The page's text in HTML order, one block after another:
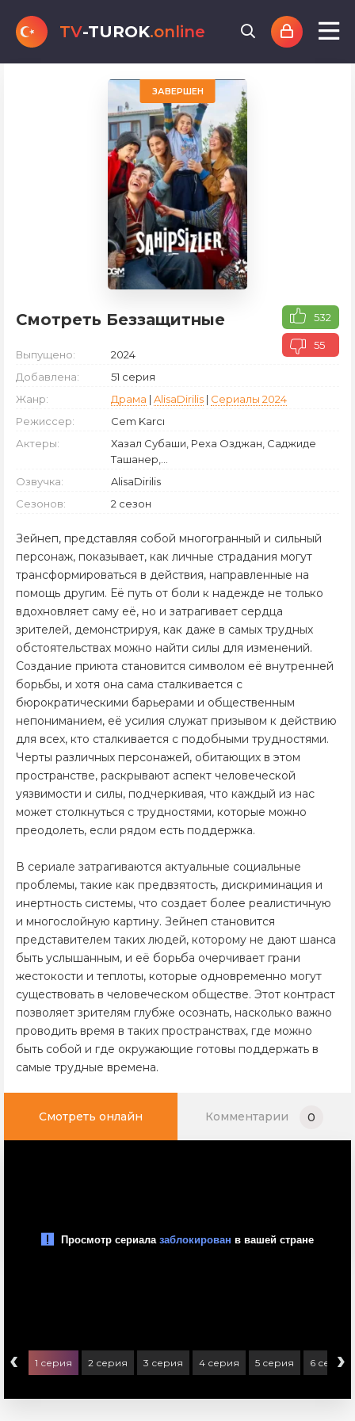
TV-TUROK.online
ЗАВЕРШЕН
Смотреть Беззащитные 532
55
Выпущено:
2024
Добавлена:
51 серия
Жанр:
Драма | AlisaDirilis | Сериалы 2024
Режиссер:
Cem Karcı
Актеры:
Хазал Субаши, Реха Озджан, Саджиде
Ташанер,...
Озвучка:
AlisaDirilis
Сезонов:
2 сезон
Зейнеп, представляя собой многогранный и сильный
персонаж, показывает, как личные страдания могут
трансформироваться в действия, направленные на
помощь другим. Её путь от боли к надежде не только
вдохновляет саму её, но и затрагивает сердца
зрителей, демонстрируя, как даже в самых трудных
обстоятельствах можно найти силы для изменений.
Создание приюта становится символом её внутренней
борьбы, и хотя она сама сталкивается с
бюрократическими барьерами и общественным
непониманием, её усилия служат призывом к действию
для всех, кто сталкивается с подобными трудностями.
Черты различных персонажей, обитающих в этом
пространстве, раскрывают аспект человеческой
уязвимости и силы, подчеркивая, что каждый из нас
может столкнуться с трудностями, которые можно
преодолеть, если рядом есть поддержка.
В сериале затрагиваются актуальные социальные
проблемы, такие как предвзятость, дискриминация и
инертность системы, что создает более реалистичную
и многослойную картину. Зейнеп становится
представителем таких людей, которому не дают шанса
быть услышанным, и её борьба очерчивает грани
жестокости и теплоты, которые одновременно могут
существовать в человеческом обществе. Этот контраст
позволяет зрителям глубже осознать, насколько важно
проводить время в таких пространствах, где можно
быть собой и где окружающие готовы поддержать в
самые трудные времена.
Смотреть онлайн Комментарии 0
‹ 1 серия 2 серия 3 серия 4 серия 5 серия 6 серия
›